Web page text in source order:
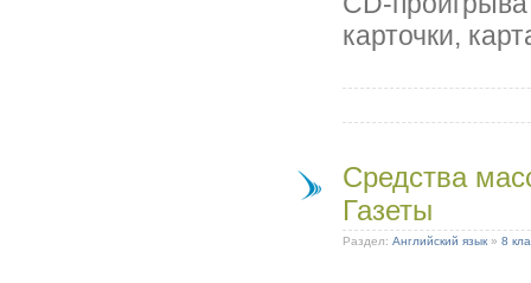
карточки,
Средства
Газеты
Раздел: Английский язык » 8